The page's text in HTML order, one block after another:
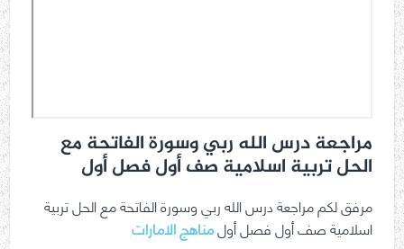
مراجعة درس الله ربي وسورة الفاتحة مع
الحل تربية اسلامية صف أول فصل أول
مرفق لكم مراجعة درس الله ربي وسورة الفاتحة مع الحل تربية
اسلامية صف أول فصل أولمناهج الامارات